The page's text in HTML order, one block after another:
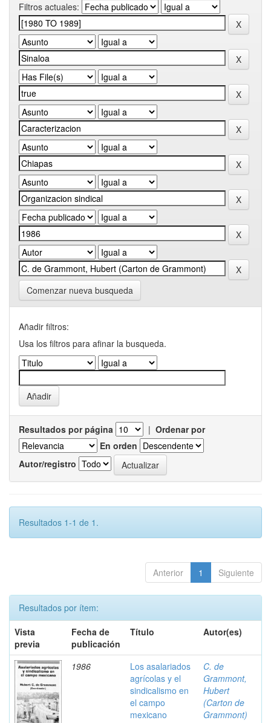
Filtros actuales:
Comenzar nueva busqueda
Añadir filtros:
Usa los filtros para afinar la busqueda.
Resultados por página | Ordenar por
En orden
Autor/registro
Resultados 1-1 de 1.
Anterior 1 Siguiente
Resultados por ítem:
Vista
previa
Fecha de
publicación
Título Autor(es)
1986
Los asalariados
agrícolas y el
sindicalismo en
el campo
mexicano
C. de
Grammont,
Hubert
(Carton de
Grammont)